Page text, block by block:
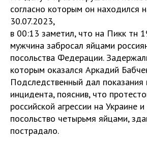
согласно которым он находился
30.07.2023,
в 00:13 заметил, что на Пикк тн
мужчина забросал яйцами
посольства Федерации.
которым оказался Аркадий
Подследственный дал показания
инцидента, пояснив, что
российской агрессии на Украине
посольство четырьмя яйцами,
пострадало.